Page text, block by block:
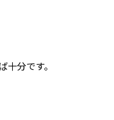
分です。